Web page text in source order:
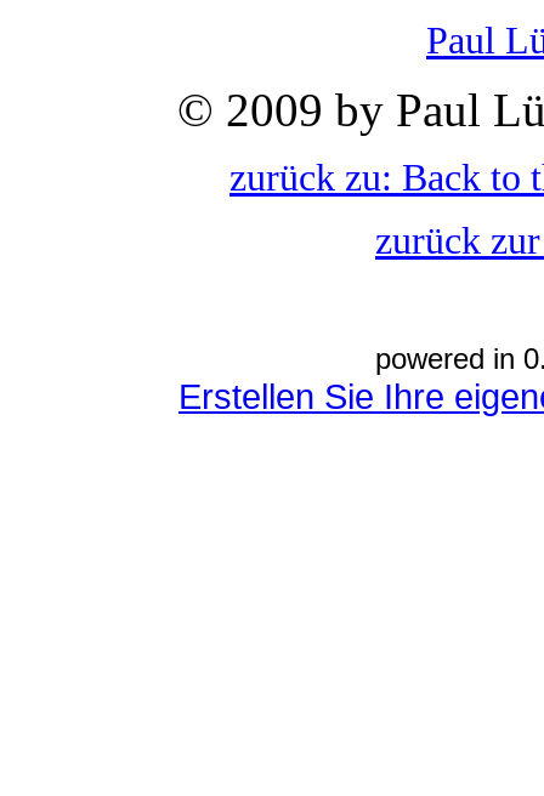
Paul
© 2009 by Paul
zurück zu: Back to
zurück
powered in
Erstellen Sie Ihre